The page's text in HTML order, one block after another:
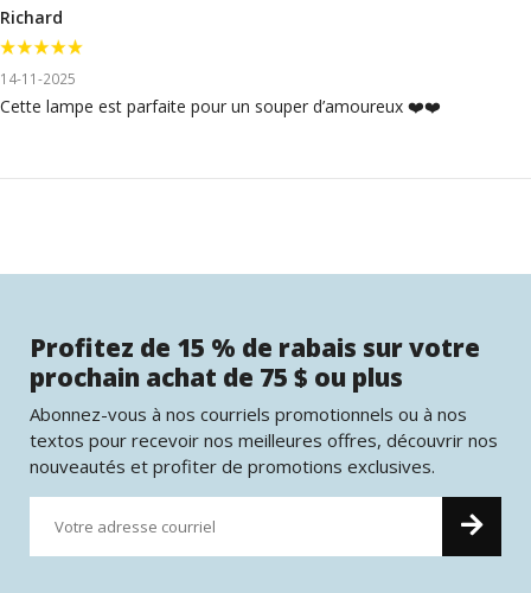
Richard
14-11-2025
Cette lampe est parfaite pour un souper d’amoureux ❤️❤️
Profitez de 15 % de rabais sur votre
prochain achat de 75 $ ou plus
Abonnez-vous à nos courriels promotionnels ou à nos
textos pour recevoir nos meilleures offres, découvrir nos
nouveautés et profiter de promotions exclusives.